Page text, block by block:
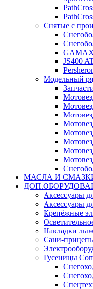
Снятые с
JS400
Модельный
МАСЛА И
Аксессуары
Аксессуары
Крепёжные
Накладки
Сани-
Гусеницы